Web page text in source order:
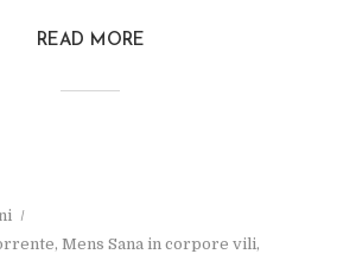
READ MORE
, Mens Sana in corpore vili,